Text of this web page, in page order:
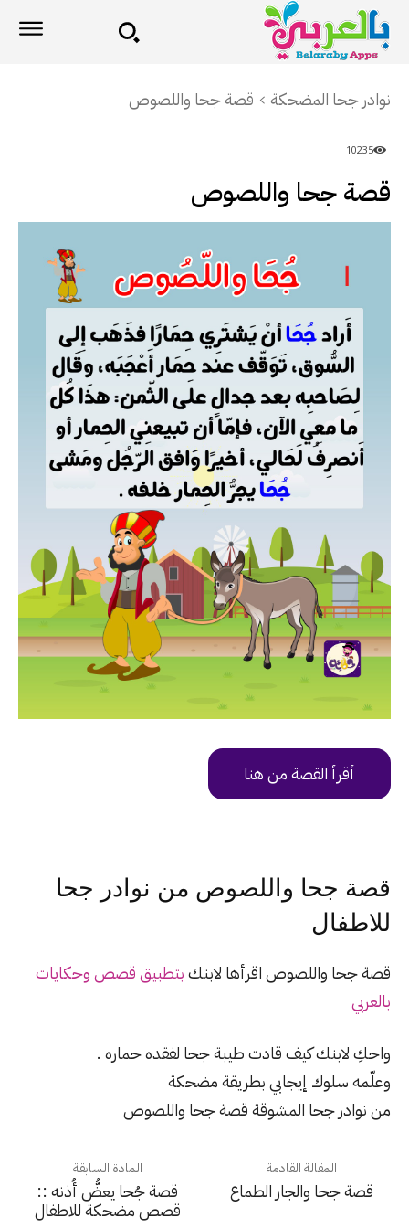
نوادر جحا المضحكة قصة جحا واللصوص
10235
قصة جحا واللصوص
أقرأ القصة من هنا
https://uy9v6.app.goo.gl/9D6W
قصة جحا واللصوص من نوادر جحا
للاطفال
قصة جحا واللصوص اقرأها لابنكبتطبيق قصص وحكايات
بالعربي
واحكِ لابنك كيف قادت طيبة جحا لفقده حماره .
وعلّمه سلوك إيجابي بطريقة مضحكة
من نوادر جحا المشوقة قصة جحا واللصوص
المادة السابقة
قصة جُحا يعضُّ أُذنه ::
قصص مضحكة للاطفال
المقالة القادمة
قصة جحا والجار الطماع